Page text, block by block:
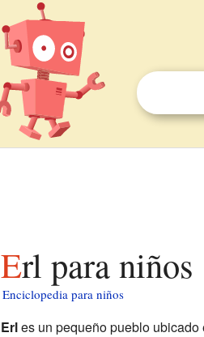
Erl para niños
Enciclopedia para niños
Erles un pequeño pueblo ubicado